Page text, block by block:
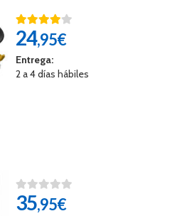
24,95€
Entrega:
2 a 4 días hábiles
35,95€